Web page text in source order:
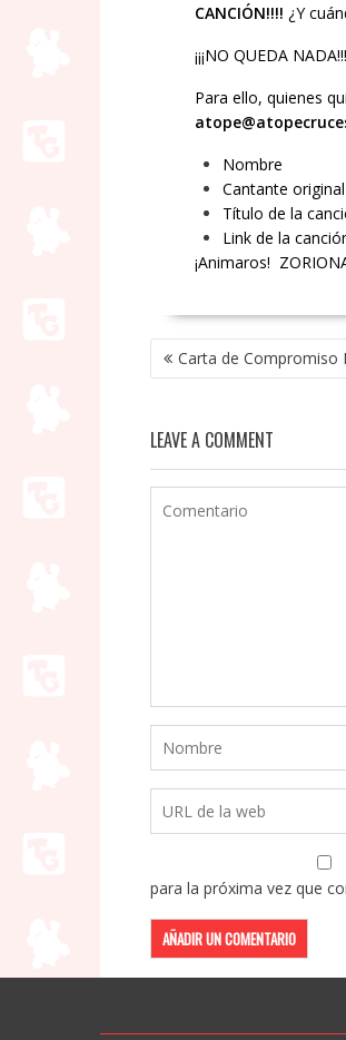
CANCIÓN!!!! ¿Y
¡¡¡NO QUEDA NADA!!!
Para ello, quienes
Nombre
Cantante original
Título de la
Link de la
¡Animaros!
NAVEGACIÓN
DE Carta de Compromiso
LEAVE A COMMENT
para la próxima vez que